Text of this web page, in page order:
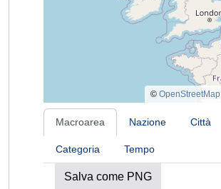
© OpenStreetMap
Macroarea Nazione Città
Categoria Tempo
Salva come PNG